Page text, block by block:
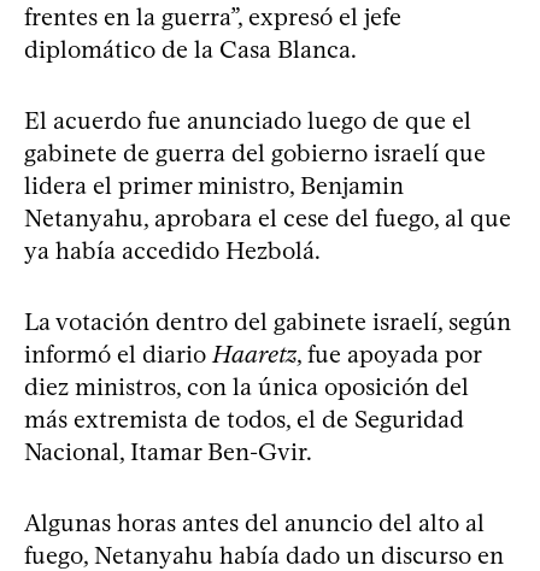
frentes en la guerra”, expresó el jefe
diplomático de la Casa Blanca.
El acuerdo fue anunciado luego de que el
gabinete de guerra del gobierno israelí que
lidera el primer ministro, Benjamin
Netanyahu, aprobara el cese del fuego, al que
ya había accedido Hezbolá.
La votación dentro del gabinete israelí, según
informó el diario Haaretz, fue apoyada por
diez ministros, con la única oposición del
más extremista de todos, el de Seguridad
Nacional, Itamar Ben-Gvir.
Algunas horas antes del anuncio del alto al
fuego, Netanyahu había dado un discurso en